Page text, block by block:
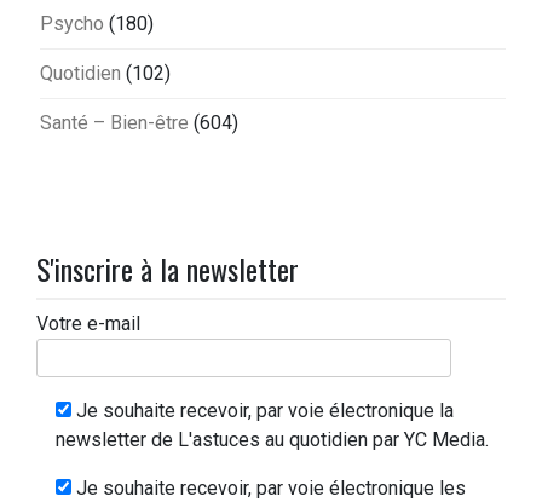
Psycho (180)
Quotidien (102)
Santé – Bien-être (604)
S'inscrire à la newsletter
Votre e-mail
Je souhaite recevoir, par voie électronique la
newsletter de L'astuces au quotidien par YC Media.
Je souhaite recevoir, par voie électronique les